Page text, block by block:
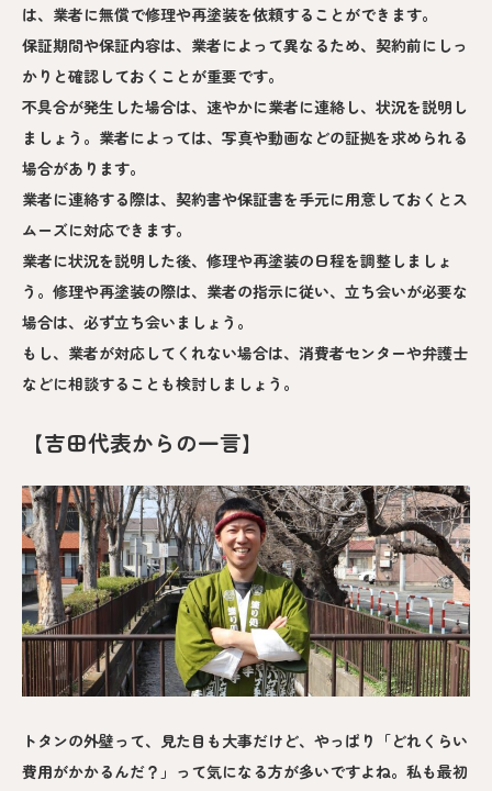
は、業者に無償で修理や再塗装を依頼することができます。
保証期間や保証内容は、業者によって異なるため、契約前にしっ
かりと確認しておくことが重要です。
不具合が発生した場合は、速やかに業者に連絡し、状況を説明し
ましょう。業者によっては、写真や動画などの証拠を求められる
場合があります。
業者に連絡する際は、契約書や保証書を手元に用意しておくとス
ムーズに対応できます。
業者に状況を説明した後、修理や再塗装の日程を調整しましょ
う。修理や再塗装の際は、業者の指示に従い、立ち会いが必要な
場合は、必ず立ち会いましょう。
もし、業者が対応してくれない場合は、消費者センターや弁護士
などに相談することも検討しましょう。
【吉田代表からの一言】
トタンの外壁って、見た目も大事だけど、やっぱり「どれくらい
費用がかかるんだ？」って気になる方が多いですよね。私も最初